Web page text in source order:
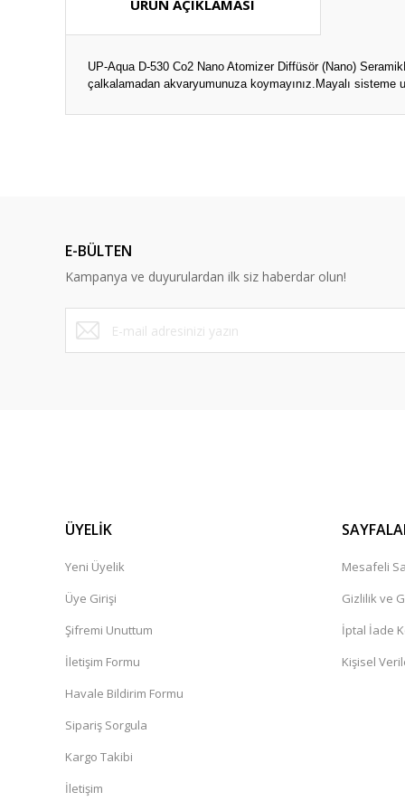
ÜRÜN AÇIKLAMASI
UP-Aqua D-530 Co2 Nano Atomizer Diffüsör (Nano)
çalkalamadan akvaryumunuza koymayınız.Mayalı sisteme
Ürün bilgilerinde hatalar bulunuyor.
Ürün fiyatı diğer sitelerden daha pahalı.
Bu ürüne benzer farklı alternatifler olmalı.
E-BÜLTEN
Kampanya ve duyurulardan ilk siz haberdar olun!
ÜYELİK
Yeni Üyelik
Üye Girişi
Şifremi Unuttum
İletişim Formu
Havale Bildirim Formu
Sipariş Sorgula
Kargo Takibi
İletişim
Mesafeli
Gizlilik ve
İptal İade
Kişisel